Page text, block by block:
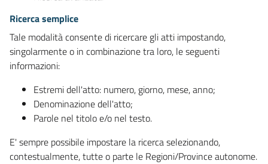
Ricerca semplice
Tale modalità consente di ricercare gli atti impostando,
singolarmente o in combinazione tra loro, le seguenti
informazioni:
Estremi dell'atto: numero, giorno, mese, anno;
Denominazione dell'atto;
Parole nel titolo e/o nel testo.
E' sempre possibile impostare la ricerca selezionando,
contestualmente, tutte o parte le Regioni/Province autonome.